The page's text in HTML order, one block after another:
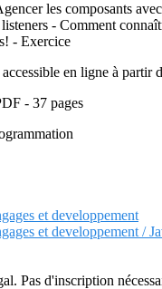
les composants
- Comment
- Exercice
en ligne à
- 37 pages
et developpement
et developpement /
Pas d'inscription